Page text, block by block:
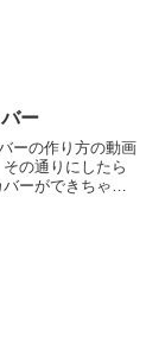
ー
ーの作り方の動画
の通りにしたら
ーができちゃっ